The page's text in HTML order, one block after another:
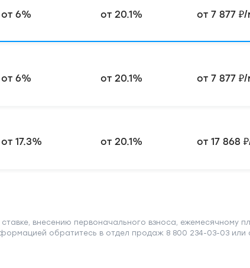
от 6% от 20.1% от 7 877
от 6% от 20.1% от 7 877
от 17.3% от 20.1% от 17 868
внесению первоначального взноса, ежемесячному
обратитесь в отдел продаж 8 800 234-03-03 или